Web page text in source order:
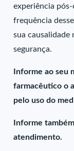
experiência pós-
frequência
sua causalidade
segurança.
Informe ao seu
farmacêutico o
pelo uso do
Informe
atendimento.